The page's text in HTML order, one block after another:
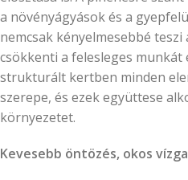
a növényágyások és a
nemcsak kényelmesebbé
csökkenti a felesleges munkát
strukturált kertben minden
szerepe, és ezek együttese
környezetet.
Kevesebb öntözés, okos